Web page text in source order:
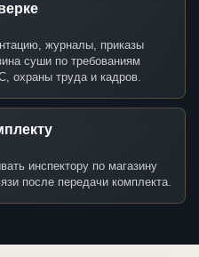
журналы, приказы
суши по требованиям
охраны труда и кадров.
инспектору по магазину
после передачи комплекта.